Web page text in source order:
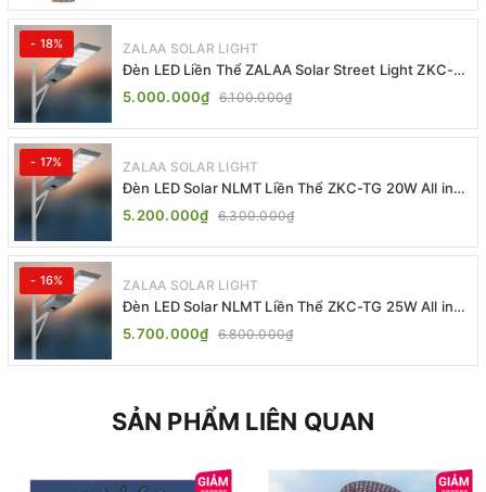
- 18% ZALAA SOLAR LIGHT
Đèn LED Liền Thể ZALAA Solar Street Light ZKC-
TG 20W 25W 30W All In One
5.000.000₫ 6.100.000₫
- 17% ZALAA SOLAR LIGHT
Đèn LED Solar NLMT Liền Thể ZKC-TG 20W All in
One | ZALAA Street Light
5.200.000₫ 6.300.000₫
- 16% ZALAA SOLAR LIGHT
Đèn LED Solar NLMT Liền Thể ZKC-TG 25W All in
One | ZALAA Street Light
5.700.000₫ 6.800.000₫
SẢN PHẨM LIÊN QUAN